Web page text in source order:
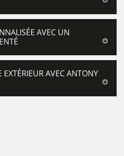
AVEC UN
AVEC ANTONY